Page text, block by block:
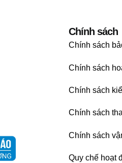
Chính sách
Chính sách
Chính sách
Chính sách
Chính sách
Chính sách
Quy chế hoạt